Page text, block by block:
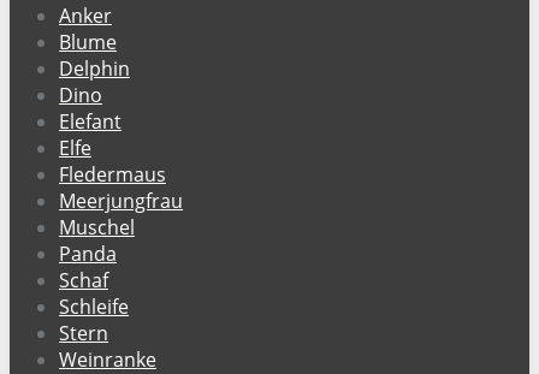
Anker
Blume
Delphin
Dino
Elefant
Elfe
Fledermaus
Meerjungfrau
Muschel
Panda
Schaf
Schleife
Stern
Weinranke